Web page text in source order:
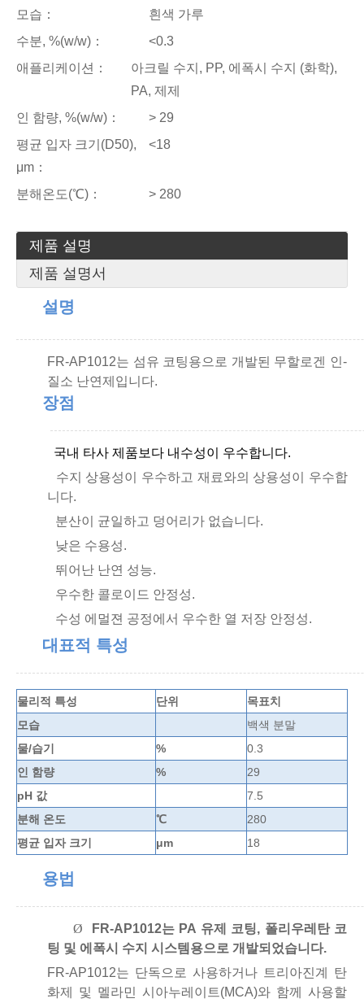
모습：
흰색 가루
수분, %(w/w)：
<0.3
애플리케이션：
아크릴 수지, PP, 에폭시 수지 (화학),
PA, 제제
인 함량, %(w/w)：
> 29
평균 입자 크기(D50),
μm：
<18
분해온도(℃)： > 280
제품 설명
제품 설명서
설명
FR-AP1012는 섬유 코팅용으로 개발된 무할로겐 인-
질소 난연제입니다.
장점
국내 타사 제품보다 내수성이 우수합니다.
수지 상용성이 우수하고 재료와의 상용성이 우수합
니다.
분산이 균일하고 덩어리가 없습니다.
낮은 수용성.
뛰어난 난연 성능.
우수한 콜로이드 안정성.
수성 에멀젼 공정에서 우수한 열 저장 안정성.
대표적 특성
물리적 특성 단위
목표치
모습
백색 분말
물/습기
%
0.3
인 함량
%
29
pH 값
7.5
분해 온도
℃
280
평균 입자 크기
μm 18
용법
Ø
FR-AP1012는 PA 유제 코팅, 폴리우레탄 코
팅 및 에폭시 수지 시스템용으로 개발되었습니다.
FR-AP1012는 단독으로 사용하거나 트리아진계 탄
화제 및 멜라민 시아누레이트(MCA)와 함께 사용할